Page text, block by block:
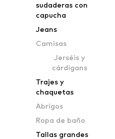
sudaderas con
capucha
Jeans
Camisas
Jerséis y
cárdigans
Trajes y
chaquetas
Abrigos
Ropa de baño
Tallas grandes